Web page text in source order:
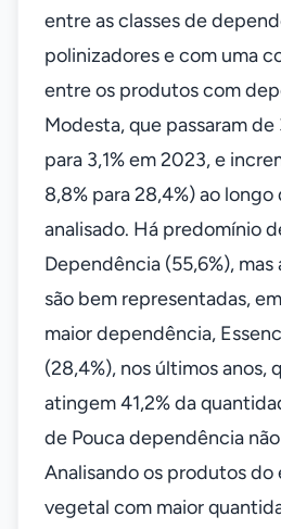
entre as classes de
polinizadores e com uma
entre os produtos com
Modesta, que passaram de
para 3,1% em 2023, e
8,8% para 28,4%) ao
analisado. Há predomínio
Dependência (55,6%), mas
são bem representadas,
maior dependência,
(28,4%), nos últimos anos,
atingem 41,2% da
de Pouca dependência
Analisando os produtos
vegetal com maior